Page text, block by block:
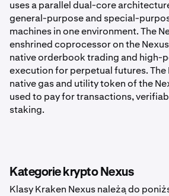
uses a parallel dual-core
general-purpose and special-
machines in one environment. The
enshrined coprocessor on the
native orderbook trading and high-
execution for perpetual futures. The
native gas and utility token of the
used to pay for transactions,
staking.
Kategorie krypto Nexus
Klasy Kraken Nexus należą do